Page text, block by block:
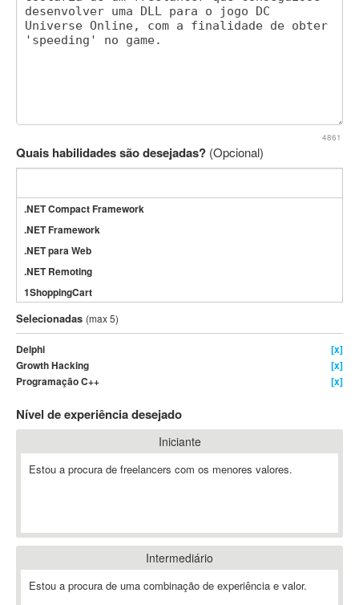
4861
Quais habilidades são desejadas? (Opcional)
.NET Compact Framework
.NET Framework
.NET para Web
.NET Remoting
1ShoppingCart
3DS Max
3GSM
4D Dimension
A-GPS
ABBYY FineReader
AbleCommerce
Selecionadas (max 5)
Delphi
[x]
Growth Hacking
[x]
Programação C++
[x]
Nível de experiência desejado
Iniciante
Estou a procura de freelancers com os menores valores.
Intermediário
Estou a procura de uma combinação de experiência e valor.